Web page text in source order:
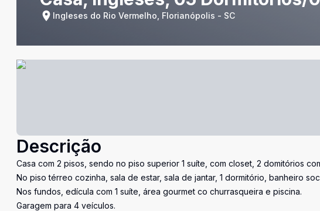
Ingleses do Rio Vermelho, Florianópolis - SC
Descrição
Casa com 2 pisos, sendo no piso superior 1 suíte, com closet, 2 domitórios
No piso térreo cozinha, sala de estar, sala de jantar, 1 dormitório, banheiro
Nos fundos, edícula com 1 suíte, área gourmet co churrasqueira e piscina.
Garagem para 4 veículos.